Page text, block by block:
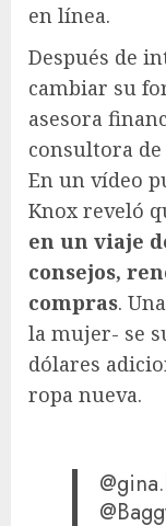
en línea.
Después de
cambiar su
asesora
consultora
En un vídeo
Knox reveló
en un viaje
consejos,
compras.
la mujer- se
dólares
ropa nueva.